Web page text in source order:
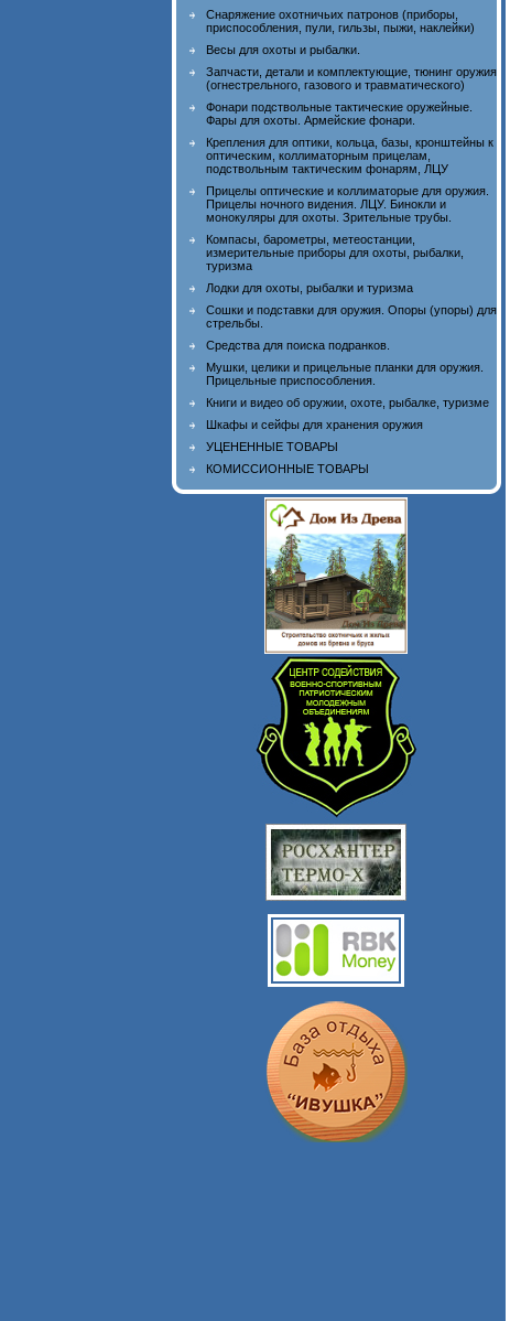
Снаряжение охотничьих патронов (приборы,
приспособления, пули, гильзы, пыжи, наклейки)
Весы для охоты и рыбалки.
Запчасти, детали и комплектующие, тюнинг оружия
(огнестрельного, газового и травматического)
Фонари подствольные тактические оружейные.
Фары для охоты. Армейские фонари.
Крепления для оптики, кольца, базы, кронштейны к
оптическим, коллиматорным прицелам,
подствольным тактическим фонарям, ЛЦУ
Прицелы оптические и коллиматорые для оружия.
Прицелы ночного видения. ЛЦУ. Бинокли и
монокуляры для охоты. Зрительные трубы.
Компасы, барометры, метеостанции,
измерительные приборы для охоты, рыбалки,
туризма
Лодки для охоты, рыбалки и туризма
Сошки и подставки для оружия. Опоры (упоры) для
стрельбы.
Средства для поиска подранков.
Мушки, целики и прицельные планки для оружия.
Прицельные приспособления.
Книги и видео об оружии, охоте, рыбалке, туризме
Шкафы и сейфы для хранения оружия
УЦЕНЕННЫЕ ТОВАРЫ
КОМИССИОННЫЕ ТОВАРЫ